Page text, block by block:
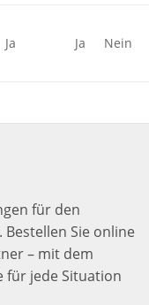
Ja Ja Nein
für den
Sie online
– mit dem
für jede Situation